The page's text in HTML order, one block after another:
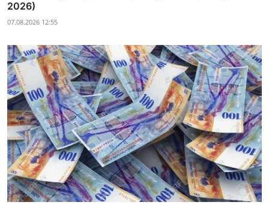
2026)
07.08.2026 12:55